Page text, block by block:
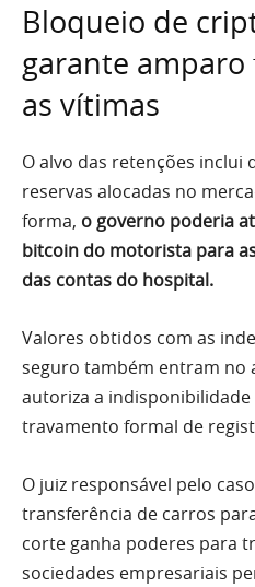
Bloqueio de
garante
as vítimas
O alvo das retenções inclui
reservas alocadas no
forma, o governo poderia
bitcoin do motorista para
das contas do hospital.
Valores obtidos com as
seguro também entram no
autoriza a indisponibilidade
travamento formal de
O juiz responsável pelo
transferência de carros
corte ganha poderes para
sociedades empresariais